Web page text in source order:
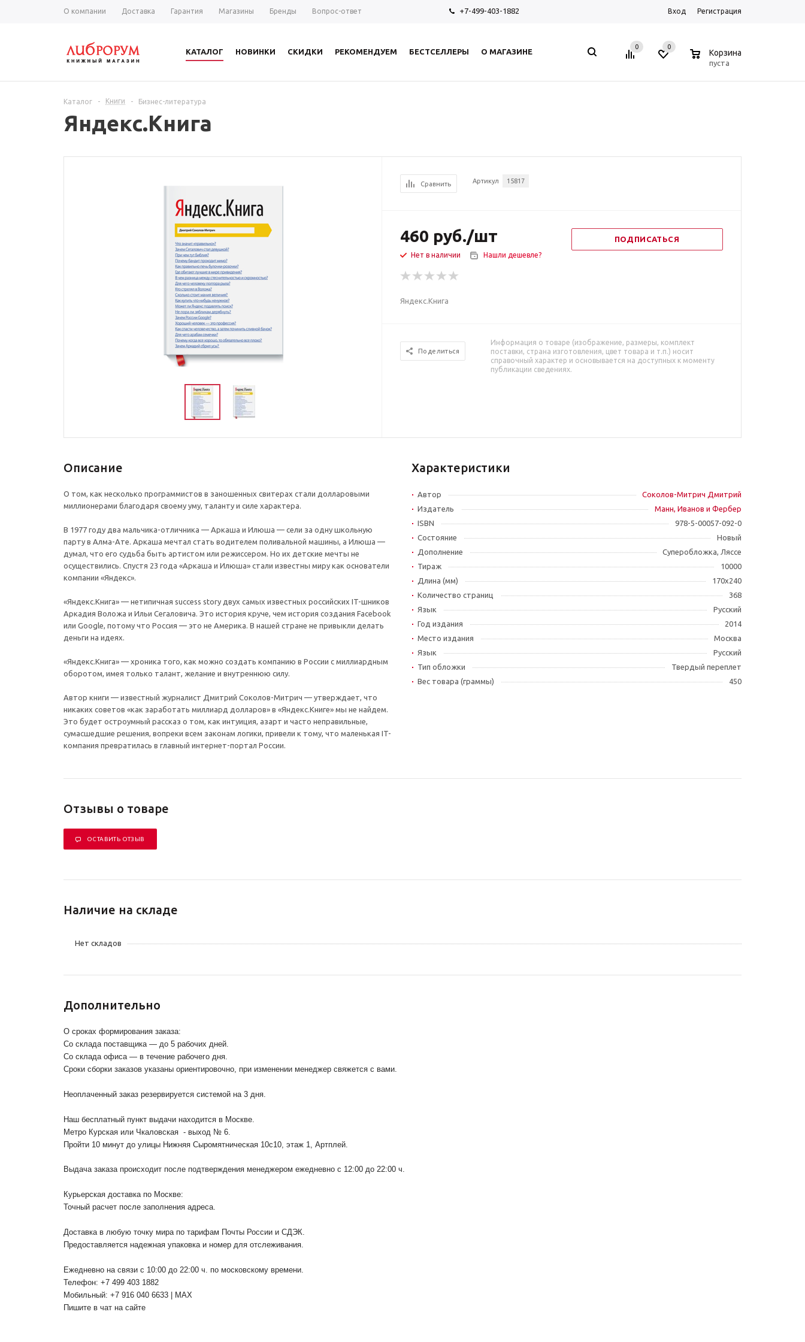
О компании Доставка Гарантия Магазины Бренды Вопрос-ответ +7-499-403-1882 Вход Регистрация
КАТАЛОГ НОВИНКИ СКИДКИ РЕКОМЕНДУЕМ БЕСТСЕЛЛЕРЫ О МАГАЗИНЕ
0 0
Корзина
пуста
Каталог - Книги - Бизнес-литература
Яндекс.Книга
Сравнить Артикул 15817
460 руб./шт
Нет в наличии Нашли дешевле?
ПОДПИСАТЬСЯ
Яндекс.Книга
Поделиться
Информация о товаре (изображение, размеры, комплект
поставки, страна изготовления, цвет товара и т.п.) носит
справочный характер и основывается на доступных к моменту
публикации сведениях.
Описание
О том, как несколько программистов в заношенных свитерах стали долларовыми
миллионерами благодаря своему уму, таланту и силе характера.
В 1977 году два мальчика-отличника — Аркаша и Илюша — сели за одну школьную
парту в Алма-Ате. Аркаша мечтал стать водителем поливальной машины, а Илюша —
думал, что его судьба быть артистом или режиссером. Но их детские мечты не
осуществились. Спустя 23 года «Аркаша и Илюша» стали известны миру как основатели
компании «Яндекс».
«Яндекс.Книга» — нетипичная success story двух самых известных российских IT-шников
Аркадия Воложа и Ильи Сегаловича. Это история круче, чем история создания Facebook
или Google, потому что Россия — это не Америка. В нашей стране не привыкли делать
деньги на идеях.
«Яндекс.Книга» — хроника того, как можно создать компанию в России с миллиардным
оборотом, имея только талант, желание и внутреннюю силу.
Автор книги — известный журналист Дмитрий Соколов-Митрич — утверждает, что
никаких советов «как заработать миллиард долларов» в «Яндекс.Книге» мы не найдем.
Это будет остроумный рассказ о том, как интуиция, азарт и часто неправильные,
сумасшедшие решения, вопреки всем законам логики, привели к тому, что маленькая IT-
компания превратилась в главный интернет-портал России.
Характеристики
Автор
Соколов-Митрич Дмитрий
Издатель
Манн, Иванов и Фербер
ISBN
978-5-00057-092-0
Состояние
Новый
Дополнение
Суперобложка, Ляссе
Тираж
10000
Длина (мм)
170x240
Количество страниц
368
Язык
Русский
Год издания
2014
Место издания
Москва
Язык
Русский
Тип обложки
Твердый переплет
Вес товара (граммы)
450
Отзывы о товаре
ОСТАВИТЬ ОТЗЫВ
Наличие на складе
Нет складов
Дополнительно
О сроках формирования заказа:
Со склада поставщика — до 5 рабочих дней.
Со склада офиса — в течение рабочего дня.
Сроки сборки заказов указаны ориентировочно, при изменении менеджер свяжется с вами.
Неоплаченный заказ резервируется системой на 3 дня.
Наш бесплатный пункт выдачи находится в Москве.
Метро Курская или Чкаловская - выход № 6.
Пройти 10 минут до улицы Нижняя Сыромятническая 10с10 , этаж 1, Артплей.
Выдача заказа происходит после подтверждения менеджером ежедневно с 12:00 до 22:00 ч.
Курьерская доставка по Москве:
Точный расчет после заполнения адреса.
Доставка в любую точку мира по тарифам Почты России и СДЭК.
Предоставляется надежная упаковка и номер для отслеживания.
Ежедневно на связи с 10:00 до 22:00 ч. по московскому времени.
Телефон: +7 499 403 1882
Мобильный: +7 916 040 6633 | MAX
Пишите в чат на сайте